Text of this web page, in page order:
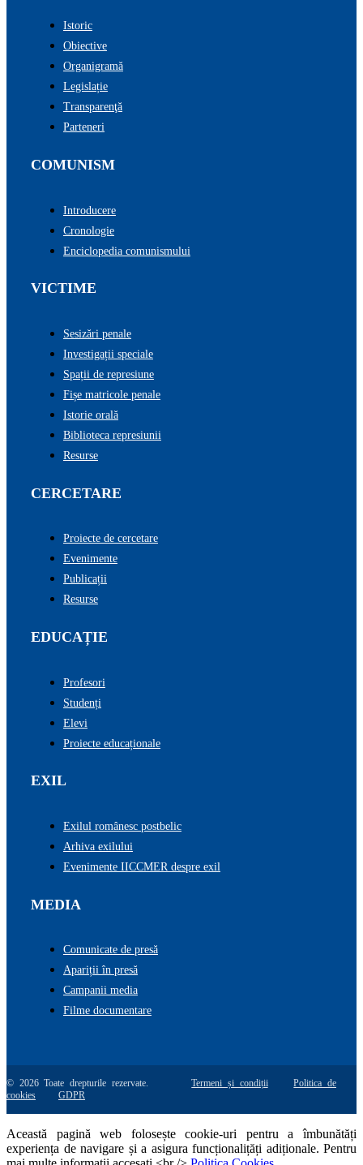
Istoric
Obiective
Organigramă
Legislație
Transparenţă
Parteneri
COMUNISM
Introducere
Cronologie
Enciclopedia comunismului
VICTIME
Sesizări penale
Investigații speciale
Spații de represiune
Fișe matricole penale
Istorie orală
Biblioteca represiunii
Resurse
CERCETARE
Proiecte de cercetare
Evenimente
Publicații
Resurse
EDUCAȚIE
Profesori
Studenți
Elevi
Proiecte educaționale
EXIL
Exilul românesc postbelic
Arhiva exilului
Evenimente IICCMER despre exil
MEDIA
Comunicate de presă
Apariții în presă
Campanii media
Filme documentare
© 2026 Toate drepturile rezervate.Termeni și condiții
Politica de
cookies
GDPR
Această pagină web folosește cookie-uri pentru a îmbunătăți
experiența de navigare și a asigura funcționalițăți adiționale. Pentru